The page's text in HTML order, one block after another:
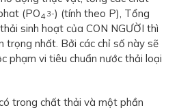
(PO4 3-) (tính theo P), Tổng
sinh hoạt của CON NGƯỜI thì
trọng nhất. Bởi các chỉ số này sẽ
phạm vi tiêu chuẩn nước thải loại
trong chất thải và một phần